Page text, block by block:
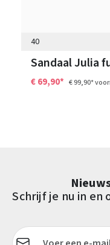
40
Sandaal Julia
€ 69,90* € 99,90*
Schrijf je nu in en
E-mailadres*